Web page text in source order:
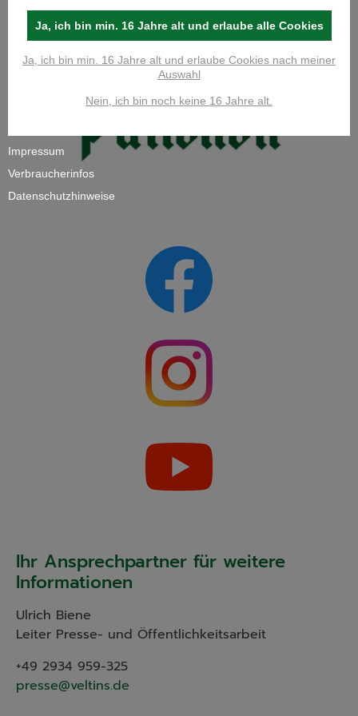
Ihr Ansprechpartner für weitere
Informationen
Ulrich Biene
Leiter Presse- und Öffentlichkeitsarbeit
+49 2934 959-325
presse@veltins.de
Ja, ich bin min. 16 Jahre alt und erlaube alle Cookies
Ja, ich bin min. 16 Jahre alt und erlaube Cookies nach meiner
Auswahl
Nein, ich bin noch keine 16 Jahre alt.
Impressum
Verbraucherinfos
Datenschutzhinweise